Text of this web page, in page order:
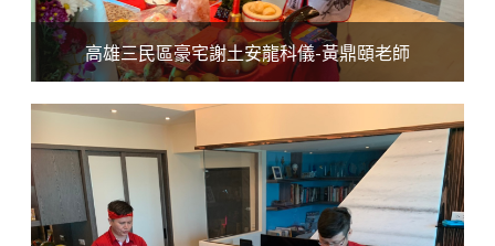
高雄三民區豪宅謝土安龍科儀-黃鼎頤老師